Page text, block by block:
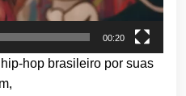
00:20
hop brasileiro por suas